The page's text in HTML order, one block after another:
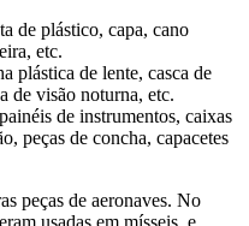
de plástico, capa, cano
etc.
plástica de lente, casca de
de visão noturna, etc.
de instrumentos, caixas
peças de concha, capacetes
peças de aeronaves. No
usadas em mísseis, e